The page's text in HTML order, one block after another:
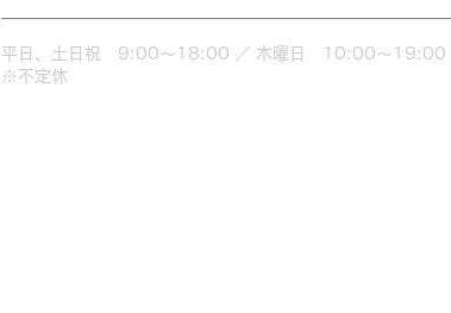
​平日、土日祝 9:00～18:00 ／ 木曜日 10:00～19:00
​※不定休